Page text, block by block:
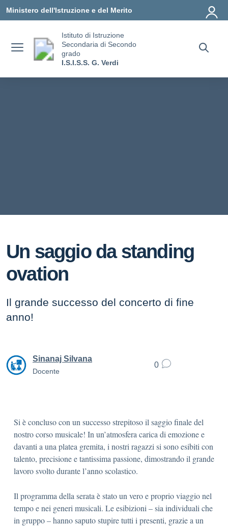
Ministero dell'Istruzione e del Merito
Istituto di Istruzione
Secondaria di Secondo
grado
I.S.I.S.S. G. Verdi
Un saggio da standing
ovation
Il grande successo del concerto di fine
anno!
Sinanaj Silvana
Docente
0
Si è concluso con un successo strepitoso il saggio finale del
nostro corso musicale! In un’atmosfera carica di emozione e
davanti a una platea gremita, i nostri ragazzi si sono esibiti con
talento, precisione e tantissima passione, dimostrando il grande
lavoro svolto durante l’anno scolastico.
Il programma della serata è stato un vero e proprio viaggio nel
tempo e nei generi musicali. Le esibizioni – sia individuali che
in gruppo – hanno saputo stupire tutti i presenti, grazie a un